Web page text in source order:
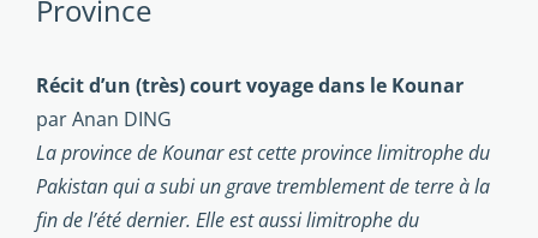
Province
Récit d’un (très) court voyage dans le Kounar
par Anan DING
La province de Kounar est cette province limitrophe du
Pakistan qui a subi un grave tremblement de terre à la
fin de l’été dernier. Elle est aussi limitrophe du